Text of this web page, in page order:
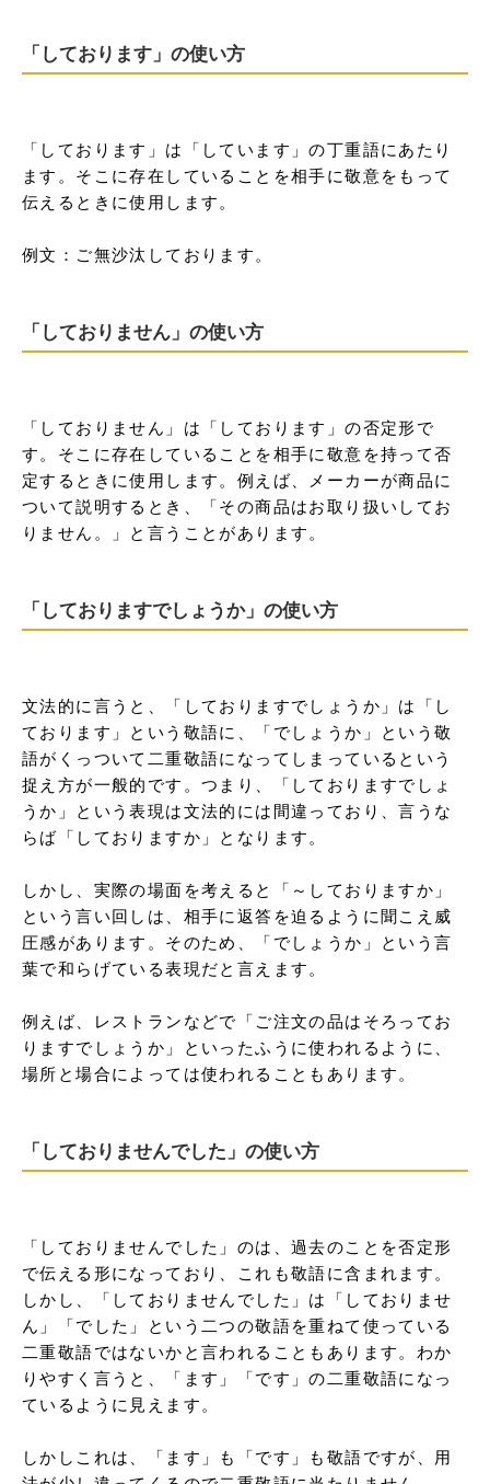
「しております」の使い方
「しております」は「しています」の丁重語にあたり
ます。そこに存在していることを相手に敬意をもって
伝えるときに使用します。
例文：ご無沙汰しております。
「しておりません」の使い方
「しておりません」は「しております」の否定形で
す。そこに存在していることを相手に敬意を持って否
定するときに使用します。例えば、メーカーが商品に
ついて説明するとき、「その商品はお取り扱いしてお
りません。」と言うことがあります。
「しておりますでしょうか」の使い方
文法的に言うと、「しておりますでしょうか」は「し
ております」という敬語に、「でしょうか」という敬
語がくっついて二重敬語になってしまっているという
捉え方が一般的です。つまり、「しておりますでしょ
うか」という表現は文法的には間違っており、言うな
らば「しておりますか」となります。
しかし、実際の場面を考えると「～しておりますか」
という言い回しは、相手に返答を迫るように聞こえ威
圧感があります。そのため、「でしょうか」という言
葉で和らげている表現だと言えます。
例えば、レストランなどで「ご注文の品はそろってお
りますでしょうか」といったふうに使われるように、
場所と場合によっては使われることもあります。
「しておりませんでした」の使い方
「しておりませんでした」のは、過去のことを否定形
で伝える形になっており、これも敬語に含まれます。
しかし、「しておりませんでした」は「しておりませ
ん」「でした」という二つの敬語を重ねて使っている
二重敬語ではないかと言われることもあります。わか
りやすく言うと、「ます」「です」の二重敬語になっ
ているように見えます。
しかしこれは、「ます」も「です」も敬語ですが、用